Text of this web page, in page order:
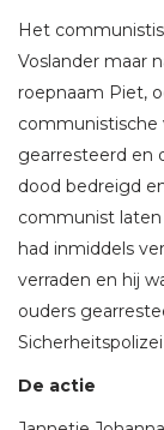
Het
Voslander maar
roepnaam Piet,
communistische
gearresteerd en
dood bedreigd
communist
had inmiddels
verraden en hij
ouders
De actie